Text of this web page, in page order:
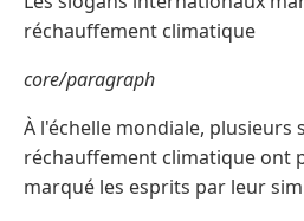
réchauffement climatique
core/paragraph
À l'échelle mondiale, plusieurs
réchauffement climatique ont
marqué les esprits par leur